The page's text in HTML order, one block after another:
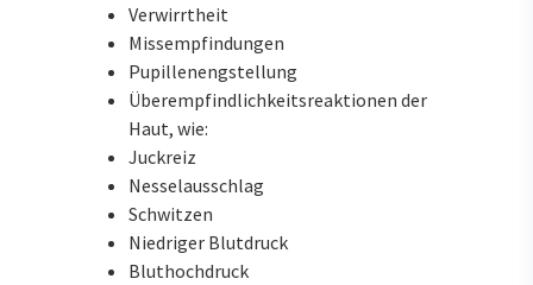
Verwirrtheit
Missempfindungen
Pupillenengstellung
Überempfindlichkeitsreaktionen der
Haut, wie:
Juckreiz
Nesselausschlag
Schwitzen
Niedriger Blutdruck
Bluthochdruck